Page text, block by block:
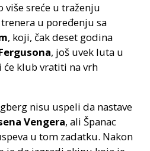
više sreće u traženju
u poređenju sa
, koji, čak deset godina
, još uvek luta u
klub vratiti na vrh
nisu uspeli da nastave
Vengera, ali Španac
u tom zadatku. Nakon